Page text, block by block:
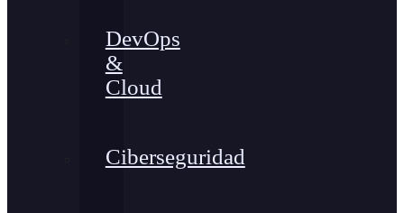
DevOps
&
Cloud
Ciberseguridad